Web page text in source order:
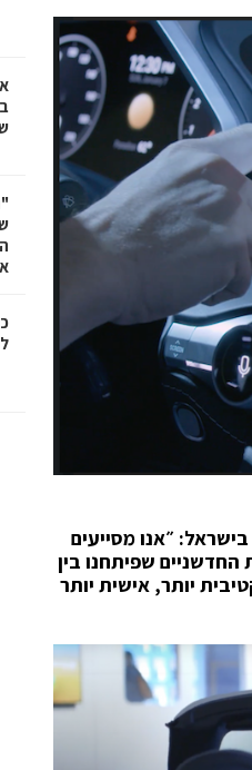
בישראל: ״אנו מסייעים
שפיתחנו בין
יותר, אישית יותר